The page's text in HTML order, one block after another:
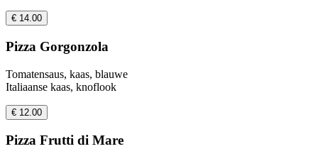
€ 14.00
Pizza Gorgonzola
Tomatensaus, kaas, blauwe
Italiaanse kaas, knoflook
€ 12.00
Pizza Frutti di Mare